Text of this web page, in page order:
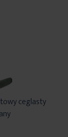
ceglasty